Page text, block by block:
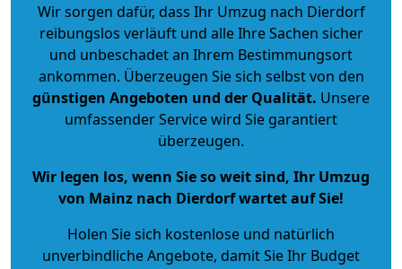
Wir sorgen dafür, dass Ihr Umzug nach Dierdorf
reibungslos verläuft und alle Ihre Sachen sicher
und unbeschadet an Ihrem Bestimmungsort
ankommen. Überzeugen Sie sich selbst von den
günstigen Angeboten und der Qualität. Unsere
umfassender Service wird Sie garantiert
überzeugen.
Wir legen los, wenn Sie so weit sind, Ihr Umzug
von Mainz nach Dierdorf wartet auf Sie!
Holen Sie sich kostenlose und natürlich
unverbindliche Angebote, damit Sie Ihr Budget